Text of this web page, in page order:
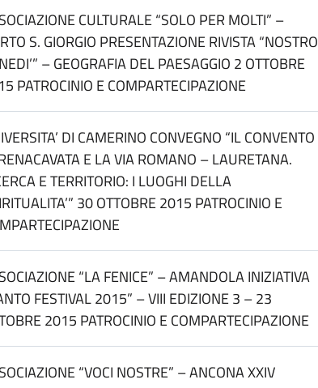
CULTURALE “SOLO PER MOLTI” –
S. GIORGIO PRESENTAZIONE RIVISTA “NOSTRO
– GEOGRAFIA DEL PAESAGGIO 2 OTTOBRE
PATROCINIO E COMPARTECIPAZIONE
DI CAMERINO CONVEGNO “IL CONVENTO
E LA VIA ROMANO – LAURETANA.
E TERRITORIO: I LUOGHI DELLA
30 OTTOBRE 2015 PATROCINIO E
“LA FENICE” – AMANDOLA INIZIATIVA
FESTIVAL 2015” – VIII EDIZIONE 3 – 23
2015 PATROCINIO E COMPARTECIPAZIONE
“VOCI NOSTRE” – ANCONA XXIV